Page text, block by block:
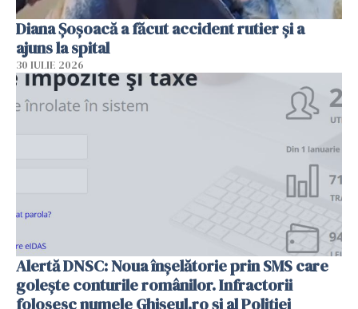
Diana Șoșoacă a făcut accident rutier și a
ajuns la spital
30 IULIE 2026
Alertă DNSC: Noua înșelătorie prin SMS care
golește conturile românilor. Infractorii
folosesc numele Ghișeul.ro și al Poliției